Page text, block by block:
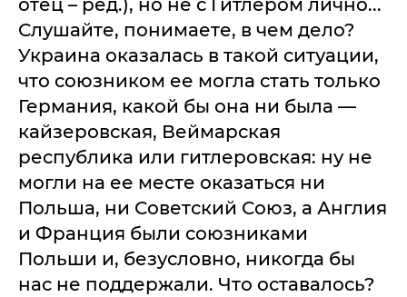
Слушайте, понимаете, в чем дело?
Украина оказалась в такой ситуации,
что союзником ее могла стать только
Германия, какой бы она ни была —
кайзеровская, Веймарская
республика или гитлеровская: ну не
могли на ее месте оказаться ни
Польша, ни Советский Союз, а Англия
и Франция были союзниками
Польши и, безусловно, никогда бы
нас не поддержали. Что оставалось?